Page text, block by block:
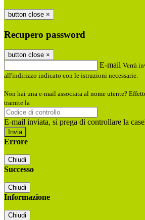
button close ×
Recupero password
button close ×
E-mail Verrà
all'indirizzo indicato con le istruzioni necessarie.
Non hai una e-mail associata al nome utente?
tramite la
E-mail inviata, si prega di controllare la
Errore
Chiudi
Successo
Chiudi
Informazione
Chiudi